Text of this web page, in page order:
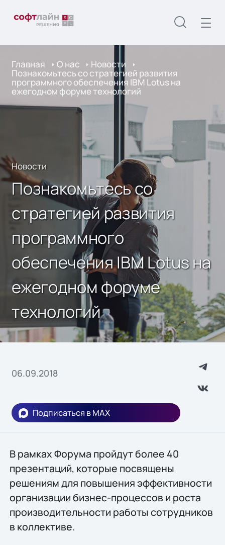
Главная О нас Новости
Познакомьтесь со стратегией развития
программного обеспечения IBM Lotus на
ежегодном форуме технологий
Новости
Познакомьтесь со
стратегией развития
программного
обеспечения IBM Lotus на
ежегодном форуме
технологий
06.09.2018
Подписаться в MAX
В рамках Форума пройдут более 40
презентаций, которые посвящены
решениям для повышения эффективности
организации бизнес-процессов и роста
производительности работы сотрудников
в коллективе.